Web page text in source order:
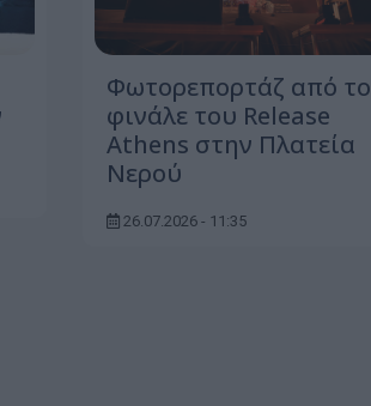
Φωτορεπορτάζ από το
φινάλε του Release
Athens στην Πλατεία
Νερού
26.07.2026 - 11:35